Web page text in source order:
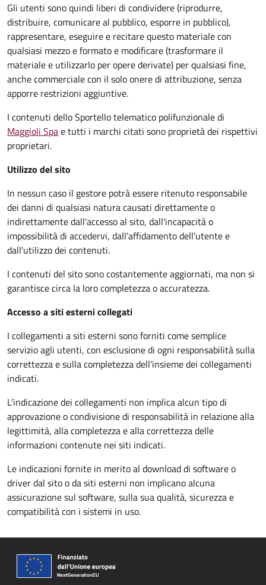
Gli utenti sono quindi liberi di condividere (riprodurre,
distribuire, comunicare al pubblico, esporre in pubblico),
rappresentare, eseguire e recitare questo materiale con
qualsiasi mezzo e formato e modificare (trasformare il
materiale e utilizzarlo per opere derivate) per qualsiasi fine,
anche commerciale con il solo onere di attribuzione, senza
apporre restrizioni aggiuntive.
I contenuti dello Sportello telematico polifunzionaledi
Maggioli Spae tutti i marchi citati sono proprietà dei rispettivi
proprietari.
Utilizzo del sito
In nessun caso il gestore potrà essere ritenuto responsabile
dei danni di qualsiasi natura causati direttamente o
indirettamente dall'accesso al sito, dall'incapacità o
impossibilità di accedervi, dall'affidamento dell'utente e
dall'utilizzo dei contenuti.
I contenuti del sito sono costantemente aggiornati, ma non si
garantisce circa la loro completezza o accuratezza.
Accesso a siti esterni collegati
I collegamenti a siti esterni sono forniti come semplice
servizio agli utenti, con esclusione di ogni responsabilità sulla
correttezza e sulla completezza dell’insieme dei collegamenti
indicati.
L’indicazione dei collegamenti non implica alcun tipo di
approvazione o condivisione di responsabilità in relazione alla
legittimità, alla completezza e alla correttezza delle
informazioni contenute nei siti indicati.
Le indicazioni fornite in merito al download di software o
driver dal sito o da siti esterni non implicano alcuna
assicurazione sul software, sulla sua qualità, sicurezza e
compatibilità con i sistemi in uso.